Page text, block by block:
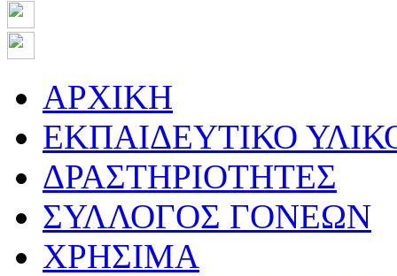
ΑΡΧΙΚΗ
ΕΚΠΑΙΔΕΥΤΙΚΟ
ΔΡΑΣΤΗΡΙΟΤΗΤΕΣ
ΣΥΛΛΟΓΟΣ ΓΟΝΕΩΝ
ΧΡΗΣΙΜΑ